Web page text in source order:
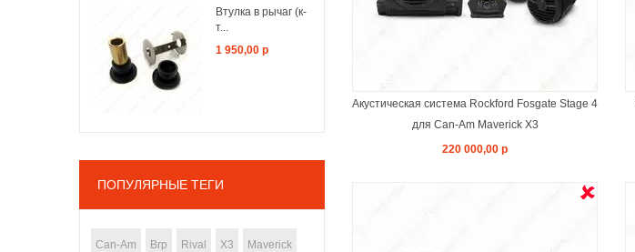
Втулка в рычаг (к-
т...
1 950,00 р
ПОПУЛЯРНЫЕ ТЕГИ
Can-Am Brp Rival X3 Maverick
Акустическая система Rockford Fosgate Stage 4
для Can-Am Maverick X3
220 000,00 р